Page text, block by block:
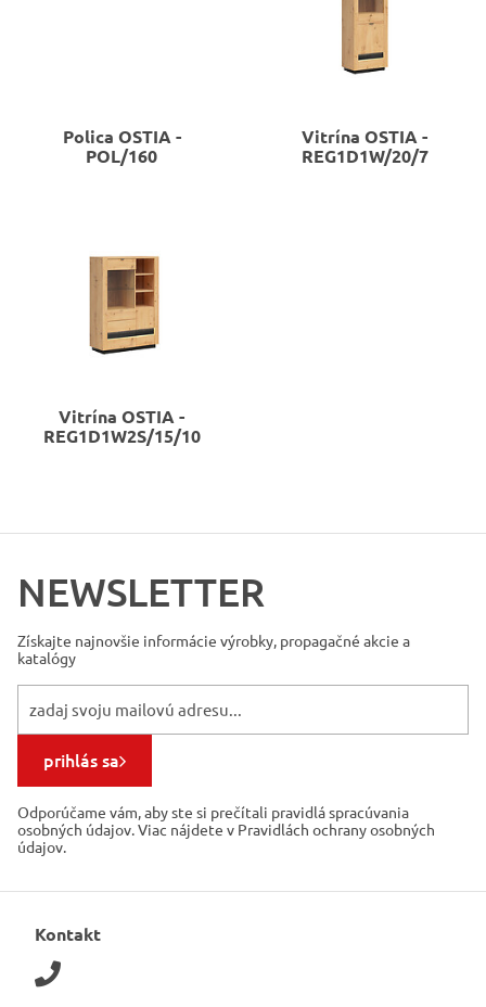
Polica OSTIA -
POL/160
Vitrína OSTIA -
REG1D1W/20/7
Vitrína OSTIA -
REG1D1W2S/15/10
NEWSLETTER
Získajte najnovšie informácie výrobky, propagačné akcie a
katalógy
prihlás sa
Odporúčame vám, aby ste si prečítali pravidlá spracúvania
osobných údajov. Viac nájdete v Pravidlách ochrany osobných
údajov.
Kontakt